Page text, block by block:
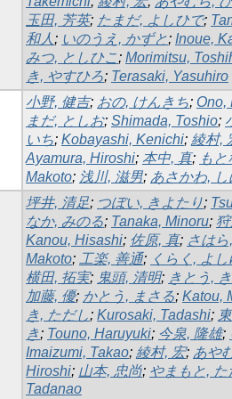
玉田, 芳英; たまだ, よしひで;
和人 ; いのうえ, かずと; Inoue,
みつ, としひこ; Morimitsu,
き, やすひろ; Terasaki, Yasuhiro
小野, 健吉; おの, けんきち; Ono,
まだ, としお; Shimada, Toshio;
いち; Kobayashi, Kenichi; 綾村,
Ayamura, Hiroshi; 本中, 真; も
Makoto; 浅川, 滋男; あさかわ, し
坪井, 清足; つぼい, きよたり;
なか, みのる; Tanaka, Minoru;
Kanou, Hisashi; 佐原, 真; さは
Makoto; 工楽, 善通; くらく, よし
横田, 拓実; 鬼頭, 清明; きとう,
加藤, 優; かとう, まさる; Katou,
き, ただし; Kurosaki, Tadashi;
き; Touno, Haruyuki; 今泉, 隆雄;
Imaizumi, Takao; 綾村, 宏; あや
Hiroshi; 山本, 忠尚; やまもと, た
Tadanao